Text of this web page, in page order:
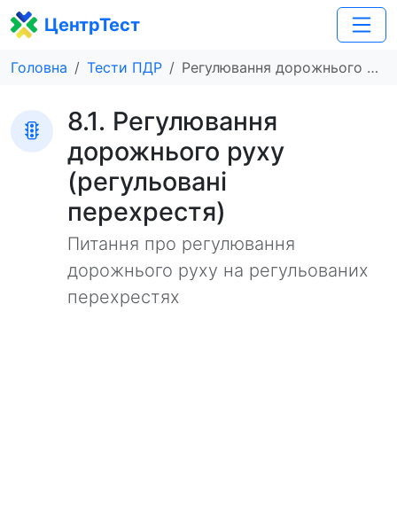
ЦентрТест
Головна Тести ПДР Регулювання дорожнього руху (регульовані перехрестя)
8.1. Регулювання
дорожнього руху
(регульовані
перехрестя)
Питання про регулювання
дорожнього руху на регульованих
перехрестях